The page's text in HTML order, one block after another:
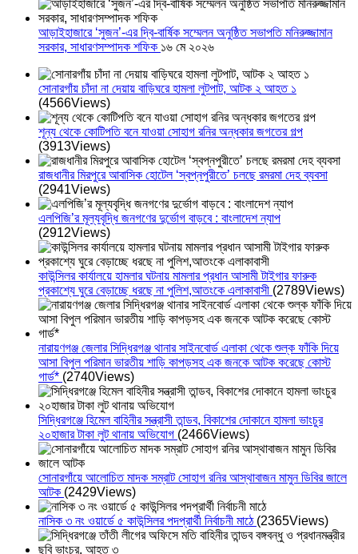
আড়াইহাজারে ‘সুজন’-এর দ্বি-বার্ষিক সম্মেলন অনুষ্ঠিত সভাপতি মনিরুজ্জামান
সরকার, সাধারণসম্পাদক শফিক ১৬ মে ২০২৬
সোনারগাঁয় চাঁদা না দেয়ায় বাড়িঘরে হামলা লুটপাট, আটক ২ আহত ১
(4566Views)
শূন্য থেকে কোটিপতি বনে যাওয়া সোহাগ রনির অন্ধকার জগতের গল্প
(3913Views)
রাজধানীর মিরপুরে আবাসিক হোটেল ‘স্বপ্নপুরীতে’ চলছে রমরমা দেহ ব্যবসা
(2941Views)
এলপিজি’র মূল্যবৃদ্ধি জনগণের দুর্ভোগ বাড়বে : বাংলাদেশ ন্যাপ
(2912Views)
কাউন্সিলর কার্যালয়ে হামলার ঘটনায় মামলার প্রধান আসামী টাইগার ফারুক
প্রকাশ্যে ঘুরে বেড়াচ্ছে ধরছে না পুলিশ,আতংকে এলাকাবাসী (2789Views)
নারায়ণগঞ্জ জেলার সিদ্ধিরগঞ্জ থানার সাইনবোর্ড এলাকা থেকে শুল্ক ফাঁকি দিয়ে
আসা বিপুল পরিমান ভারতীয় শাড়ি কাপড়সহ এক জনকে আটক করেছে কোস্ট
গার্ড* (2740Views)
সিদ্ধিরগঞ্জে হিমেল বাহিনীর সন্ত্রাসী তান্ডব, বিকাশের দোকানে হামলা ভাংচুর
২০হাজার টাকা লুট থানায় অভিযোগ (2466Views)
সোনারগাঁয়ে আলোচিত মাদক সম্রাট সোহাগ রনির আস্থাবাজন মামুন ডিবির জালে
আটক (2429Views)
নাসিক ৩ নং ওয়ার্ডে ৫ কাউন্সিলর পদপ্রার্থী নির্বাচনী মাঠে (2365Views)